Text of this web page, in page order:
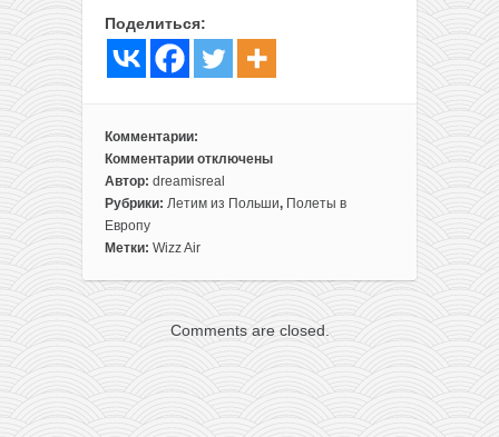
Поделиться:
Комментарии:
Комментарии
к
записи
Калабрия
из
всего
от
21€
одну
сторону
отключены
Автор: dreamisreal
Рубрики: Летим из Польши, Полеты в
Европу
Метки: Wizz Air
Comments are closed.